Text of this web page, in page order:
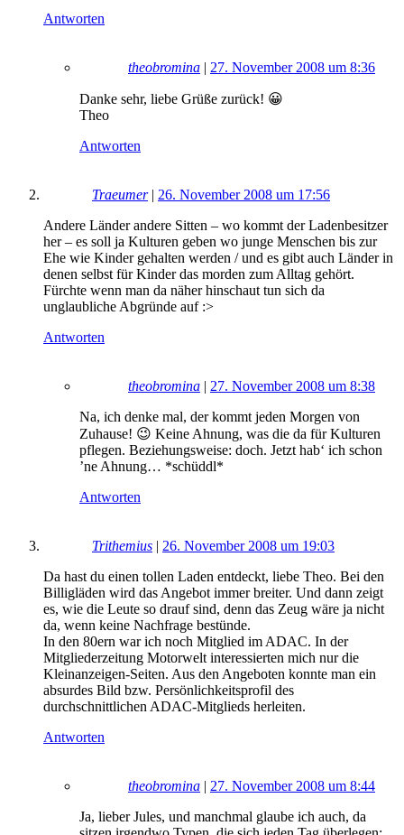
Antworten
theobromina | 27. November 2008 um 8:36
Danke sehr, liebe Grüße zurück! 😀
Theo
Antworten
Traeumer| 26. November 2008 um 17:56
Andere Länder andere Sitten – wo kommt der Ladenbesitzer
her – es soll ja Kulturen geben wo junge Menschen bis zur
Ehe wie Kinder gehalten werden / und es gibt auch Länder in
denen selbst für Kinder das morden zum Alltag gehört.
Fürchte wenn man da näher hinschaut tun sich da
unglaubliche Abgründe auf :>
Antworten
theobromina | 27. November 2008 um 8:38
Na, ich denke mal, der kommt jeden Morgen von
Zuhause! 😉 Keine Ahnung, was die da für Kulturen
pflegen. Beziehungsweise: doch. Jetzt hab‘ ich schon
’ne Ahnung… *schüddl*
Antworten
Trithemius | 26. November 2008 um 19:03
Da hast du einen tollen Laden entdeckt, liebe Theo. Bei den
Billigläden wird das Angebot immer breiter. Und dann zeigt
es, wie die Leute so drauf sind, denn das Zeug wäre ja nicht
da, wenn keine Nachfrage bestünde.
In den 80ern war ich noch Mitglied im ADAC. In der
Mitgliederzeitung Motorwelt interessierten mich nur die
Kleinanzeigen-Seiten. Aus den Angeboten konnte man ein
absurdes Bild bzw. Persönlichkeitsprofil des
durchschnittlichen ADAC-Mitglieds herleiten.
Antworten
theobromina | 27. November 2008 um 8:44
Ja, lieber Jules, und manchmal glaube ich auch, da